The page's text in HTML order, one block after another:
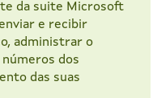
da suite Microsoft
e recibir
administrar o
dos
das suas